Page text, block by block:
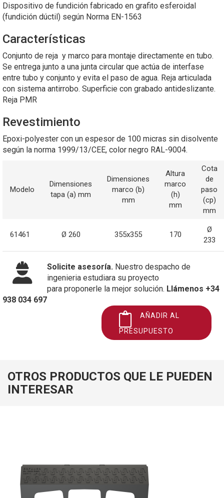
Dispositivo de fundición fabricado en grafito esferoidal
(fundición dúctil) según Norma EN-1563
Características
Conjunto de reja y marco para montaje directamente en tubo.
Se entrega junto a una junta circular que actúa de interfase
entre tubo y conjunto y evita el paso de agua. Reja articulada
con sistema antirrobo. Superficie con grabado antideslizante.
Reja PMR
Revestimiento
Epoxi-polyester con un espesor de 100 micras sin disolvente
según la norma 1999/13/CEE, color negro RAL-9004.
Modelo
Dimensiones
tapa (a) mm
Dimensiones
marco (b)
mm
Altura
marco
(h)
mm
Cota
de
paso
(cp)
mm
61461 Ø 260 355x355 170
Ø
233
Solicite asesoría. Nuestro despacho de
ingenieria estudiara su proyecto
para proponerle la mejor solución. Llámenos +34
938 034 697
AÑADIR AL
PRESUPUESTO
OTROS PRODUCTOS QUE LE PUEDEN
INTERESAR